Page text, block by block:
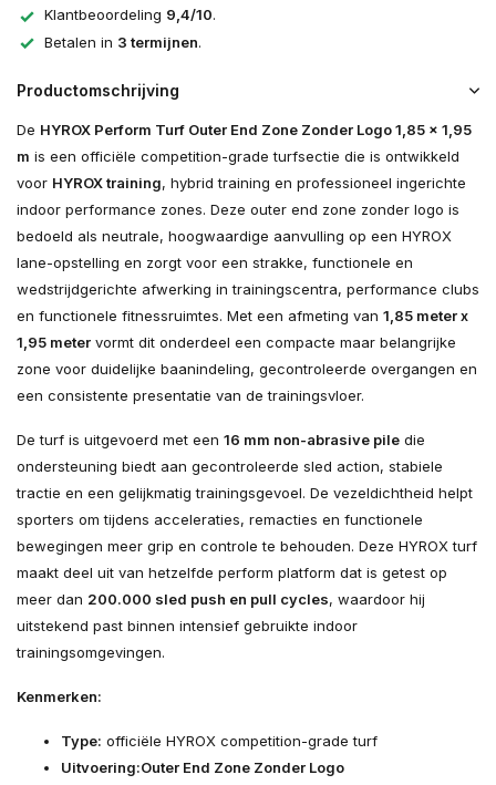
Klantbeoordeling 9,4/10.
Betalen in 3 termijnen.
Productomschrijving
De HYROX Perform Turf Outer End Zone Zonder Logo 1,85 x 1,95
m is een officiële competition-grade turfsectie die is ontwikkeld
voor HYROX training, hybrid training en professioneel ingerichte
indoor performance zones. Deze outer end zone zonder logo is
bedoeld als neutrale, hoogwaardige aanvulling op een HYROX
lane-opstelling en zorgt voor een strakke, functionele en
wedstrijdgerichte afwerking in trainingscentra, performance clubs
en functionele fitnessruimtes. Met een afmeting van 1,85 meter x
1,95 meter vormt dit onderdeel een compacte maar belangrijke
zone voor duidelijke baanindeling, gecontroleerde overgangen en
een consistente presentatie van de trainingsvloer.
De turf is uitgevoerd met een 16 mm non-abrasive pile die
ondersteuning biedt aan gecontroleerde sled action, stabiele
tractie en een gelijkmatig trainingsgevoel. De vezeldichtheid helpt
sporters om tijdens acceleraties, remacties en functionele
bewegingen meer grip en controle te behouden. Deze HYROX turf
maakt deel uit van hetzelfde perform platform dat is getest op
meer dan 200.000 sled push en pull cycles, waardoor hij
uitstekend past binnen intensief gebruikte indoor
trainingsomgevingen.
Kenmerken:
Type: officiële HYROX competition-grade turf
Uitvoering:Outer End Zone Zonder Logo